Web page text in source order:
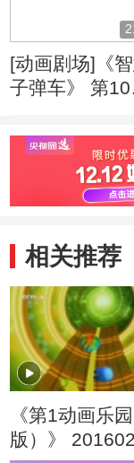
[动画剧场]《
子弹车》 第10
相关推荐
《第1动画乐
版）》